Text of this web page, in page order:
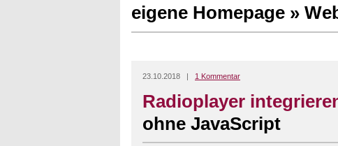
eigene Homepage »
23.10.2018 | 1 Kommentar
Radioplayer
ohne JavaScript